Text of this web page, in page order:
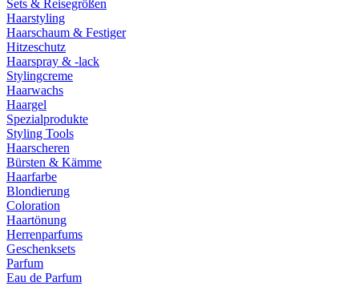
Sets & Reisegrößen
Haarstyling
Haarschaum & Festiger
Hitzeschutz
Haarspray & -lack
Stylingcreme
Haarwachs
Haargel
Spezialprodukte
Styling Tools
Haarscheren
Bürsten & Kämme
Haarfarbe
Blondierung
Coloration
Haartönung
Herrenparfums
Geschenksets
Parfum
Eau de Parfum